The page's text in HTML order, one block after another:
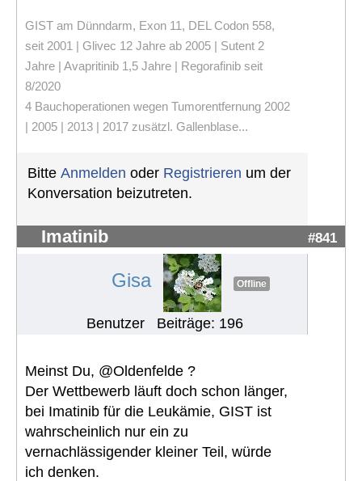
GIST am Dünndarm, Exon 11, DEL Codon 558,
seit 2001 | Glivec 12 Jahre ab 2005 | Sutent 2
Jahre | Avapritinib 1,5 Jahre | Regorafinib seit
8/2020
4 Bauchoperationen wegen Tumorentfernung 2002
| 2005 | 2013 | 2017 zusätzl. Gallenblase...
Bitte Anmelden oder Registrieren um der
Konversation beizutreten.
Imatinib #841
Gisa Offline
Benutzer Beiträge: 196
Meinst Du, @Oldenfelde ?
Der Wettbewerb läuft doch schon länger,
bei Imatinib für die Leukämie, GIST ist
wahrscheinlich nur ein zu
vernachlässigender kleiner Teil, würde
ich denken.